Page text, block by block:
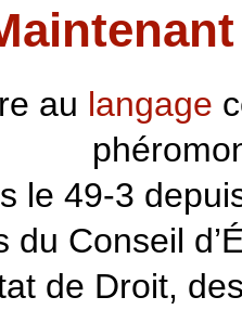
au langage
le 49-3
du Conseil
de Droit,